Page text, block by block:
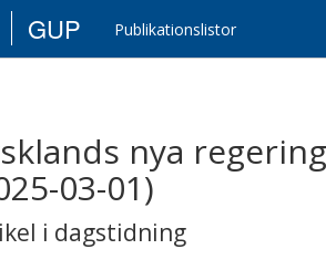
GUP Publikationslistor
nya
03-01)
i dagstidning